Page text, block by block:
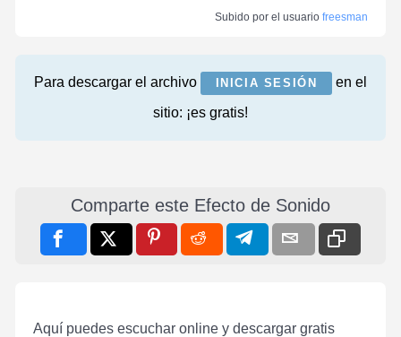
Subido por el usuario freesman
Para descargar el archivo INICIA SESIÓN
en el
sitio: ¡es gratis!
Comparte este Efecto de Sonido
Aquí puedes escuchar online y descargar gratis